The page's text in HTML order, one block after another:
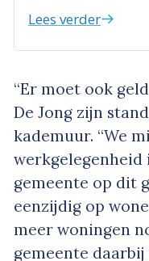
Lees verder
“Er moet ook
De Jong zijn
kademuur. “We
werkgelegenheid
gemeente op dit
eenzijdig op
meer woningen
gemeente